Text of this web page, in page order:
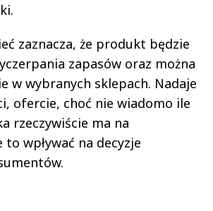
zaznacza, że produkt będzie
zapasów oraz można
w wybranych sklepach. Nadaje
ofercie, choć nie wiadomo ile
rzeczywiście ma na
to wpływać na decyzje